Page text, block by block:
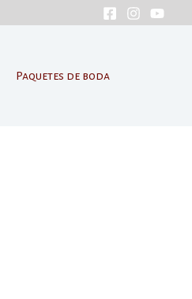
Paquetes de boda